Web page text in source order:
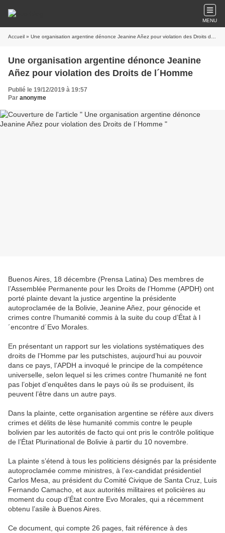
MENU
Accueil » Une organisation argentine dénonce Jeanine Añez pour violation des Droits de l´Homme
Une organisation argentine dénonce Jeanine
Añez pour violation des Droits de l´Homme
Publié le 19/12/2019 à 19:57
Par anonyme
Buenos Aires, 18 décembre (Prensa Latina) Des membres de
l’Assemblée Permanente pour les Droits de l’Homme (APDH) ont
porté plainte devant la justice argentine la présidente
autoproclamée de la Bolivie, Jeanine Añez, pour génocide et
crimes contre l’humanité commis à la suite du coup d’État à l
´encontre d´Evo Morales.
En présentant un rapport sur les violations systématiques des
droits de l’Homme par les putschistes, aujourd’hui au pouvoir
dans ce pays, l’APDH a invoqué le principe de la compétence
universelle, selon lequel si les crimes contre l’humanité ne font
pas l’objet d’enquêtes dans le pays où ils se produisent, ils
peuvent l’être dans un autre pays.
Dans la plainte, cette organisation argentine se réfère aux divers
crimes et délits de lèse humanité commis contre le peuple
bolivien par les autorités de facto qui ont pris le contrôle politique
de l’État Plurinational de Bolivie à partir du 10 novembre.
La plainte s’étend à tous les politiciens désignés par la présidente
autoproclamée comme ministres, à l’ex-candidat présidentiel
Carlos Mesa, au président du Comité Civique de Santa Cruz, Luis
Fernando Camacho, et aux autorités militaires et policières au
moment du coup d’État contre Evo Morales, qui a récemment
obtenu l’asile à Buenos Aires.
Ce document, qui compte 26 pages, fait référence à des